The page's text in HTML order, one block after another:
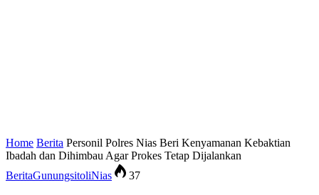
Home Berita Personil Polres Nias Beri Kenyamanan Kebaktian
Ibadah dan Dihimbau Agar Prokes Tetap Dijalankan
BeritaGunungsitoliNias 37